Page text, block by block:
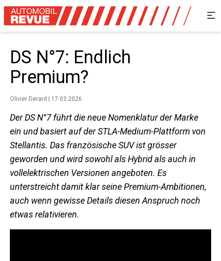
DS N°7: Endlich
Premium?
Olivier Derard | 17.03.2026
Der DS N°7 führt die neue Nomenklatur der Marke
ein und basiert auf der STLA-Medium-Plattform von
Stellantis. Das französische SUV ist grösser
geworden und wird sowohl als Hybrid als auch in
vollelektrischen Versionen angeboten. Es
unterstreicht damit klar seine Premium-Ambitionen,
auch wenn gewisse Details diesen Anspruch noch
etwas relativieren.